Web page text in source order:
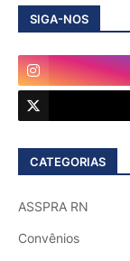
SIGA-NOS
CATEGORIAS
ASSPRA RN
Convênios